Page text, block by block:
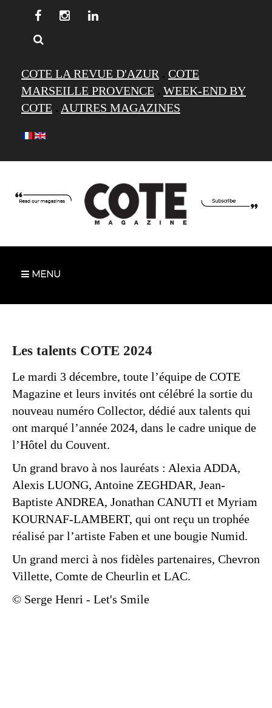
COTE LA REVUE D'AZUR . COTE
MARSEILLE PROVENCE . WEEK-END BY
COTE . AUTRES MAGAZINES
MENU
Les talents COTE 2024
Le mardi 3 décembre, toute l’équipe de COTE
Magazine et leurs invités ont célébré la sortie du
nouveau numéro Collector, dédié aux talents qui
ont marqué l’année 2024, dans le cadre unique de
l’Hôtel du Couvent.
Un grand bravo à nos lauréats : Alexia ADDA,
Alexis LUONG, Antoine ZEGHDAR, Jean-
Baptiste ANDREA, Jonathan CANUTI et Myriam
KOURNAF-LAMBERT, qui ont reçu un trophée
réalisé par l’artiste Faben et une bougie Numid.
Un grand merci à nos fidèles partenaires, Chevron
Villette, Comte de Cheurlin et LAC.
© Serge Henri - Let's Smile